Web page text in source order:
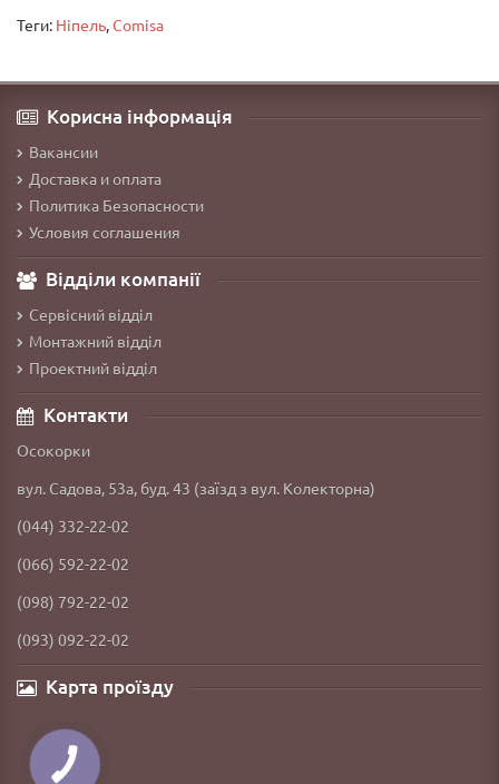
Теги: Ніпель,Comisa
Корисна інформація
Вакансии
Доставка и оплата
Политика Безопасности
Условия соглашения
Відділи компанії
Сервісний відділ
Монтажний відділ
Проектний відділ
Контакти
Осокорки
вул. Садова, 53а, буд. 43 (заїзд з вул. Колекторна)
(044) 332-22-02
(066) 592-22-02
(098) 792-22-02
(093) 092-22-02
Карта проїзду
КНОПКА
ЗВ'ЯЗКУ